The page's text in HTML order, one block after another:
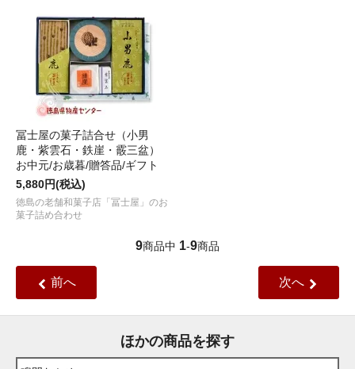
冨士屋の菓子詰合せ（小男
鹿・紫雲石・鉄崖・霰三盆）
お中元/お歳暮/贈答品/ギフト
5,880円(税込)
徳島の老舗和菓子店「冨士屋」のお
菓子詰め合わせ
9商品中 1-9商品
前へ 次へ
ほかの商品を探す